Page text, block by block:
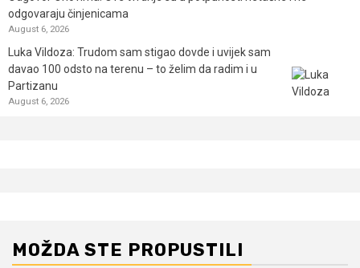
odgovaraju činjenicama
August 6, 2026
Luka Vildoza: Trudom sam stigao dovde i uvijek sam
davao 100 odsto na terenu – to želim da radim i u
Partizanu
August 6, 2026
MOŽDA STE PROPUSTILI